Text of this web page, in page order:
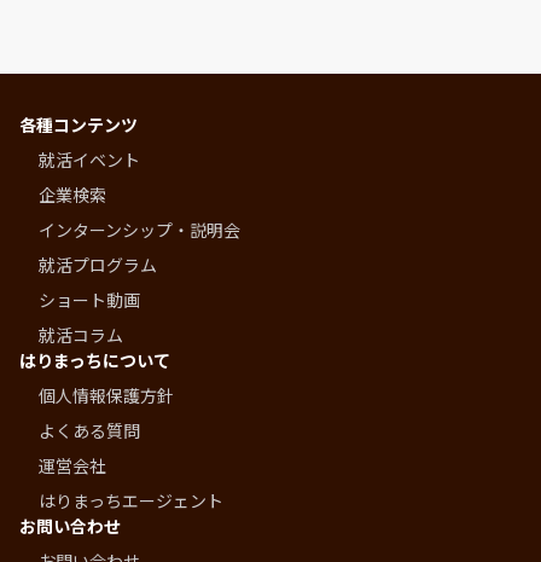
各種コンテンツ
就活イベント
企業検索
インターンシップ・説明会
就活プログラム
ショート動画
就活コラム
はりまっちについて
個人情報保護方針
よくある質問
運営会社
はりまっちエージェント
お問い合わせ